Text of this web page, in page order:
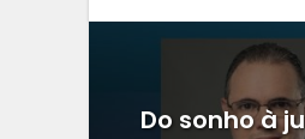
Do sonho à